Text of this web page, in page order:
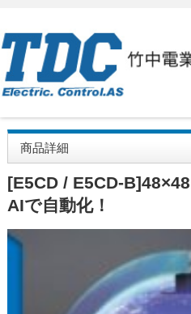
商品詳細
[E5CD / E5CD-
AIで自動化！